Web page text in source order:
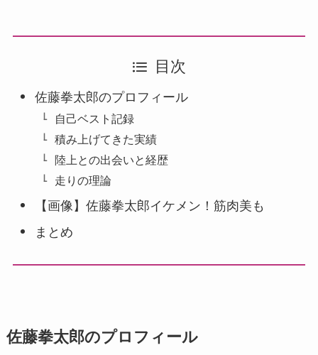
目次
佐藤拳太郎のプロフィール
自己ベスト記録
積み上げてきた実績
陸上との出会いと経歴
走りの理論
【画像】佐藤拳太郎イケメン！筋肉美も
まとめ
佐藤拳太郎のプロフィール